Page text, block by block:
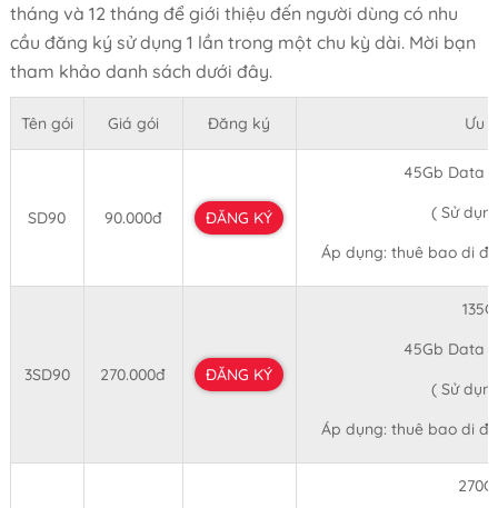
tháng và 12 tháng để giới thiệu đến người dùng có nhu
cầu đăng ký sử dụng 1 lần trong một chu kỳ dài. Mời bạn
tham khảo danh sách dưới đây.
Tên gói Giá gói Đăng ký Ưu
SD90 90.000đ ĐĂNG KÝ
45Gb Data
( Sử
Áp dụng: thuê bao di
3SD90 270.000đ ĐĂNG KÝ
45Gb Data
( Sử
Áp dụng: thuê bao di